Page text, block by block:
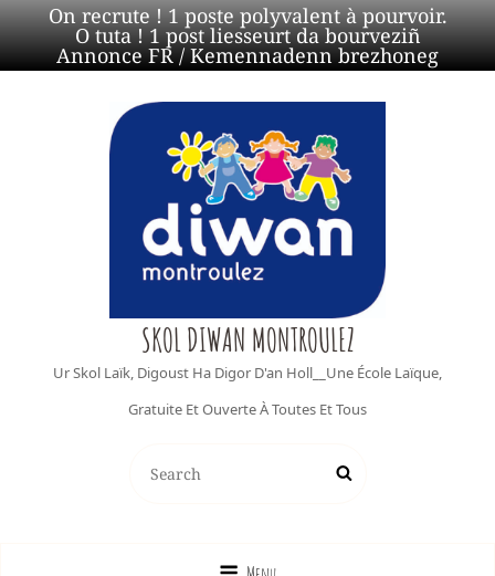
On recrute ! 1 poste polyvalent à pourvoir.
O tuta ! 1 post liesseurt da bourveziñ
Annonce FR/Kemennadenn brezhoneg
SKOL DIWAN MONTROULEZ
Ur Skol Laïk, Digoust Ha Digor D'an Holl__Une École Laïque,
Gratuite Et Ouverte À Toutes Et Tous
for: